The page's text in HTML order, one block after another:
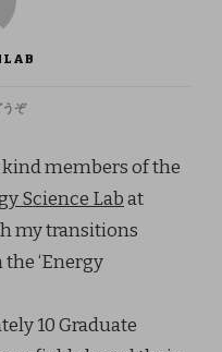
うぞ(JUL
TRANSITIONS
WORKSHOP
AT
KYOTO
UNIVERSITY)
members of the
Science Labat
my transitions
‘Energy
10 Graduate